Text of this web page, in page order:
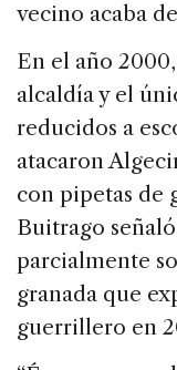
vecino acaba
En el año
alcaldía y el
reducidos a
atacaron
con pipetas de
Buitrago
parcialmente
granada que
guerrillero en